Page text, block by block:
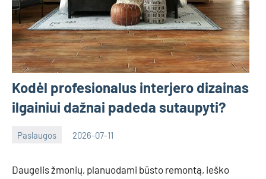
Kodėl profesionalus interjero dizainas
ilgainiui dažnai padeda sutaupyti?
Paslaugos 2026-07-11
Daugelis žmonių, planuodami būsto remontą, ieško